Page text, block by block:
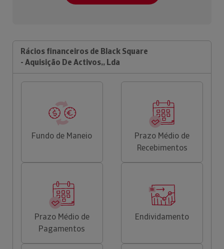
Rácios financeiros de Black Square
- Aquisição De Activos,, Lda
Fundo de Maneio
Prazo Médio de
Recebimentos
Prazo Médio de
Pagamentos
Endividamento